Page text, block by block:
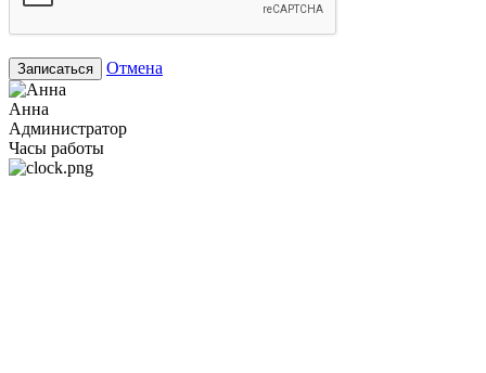
Записаться Отмена
Анна
Администратор
Часы работы